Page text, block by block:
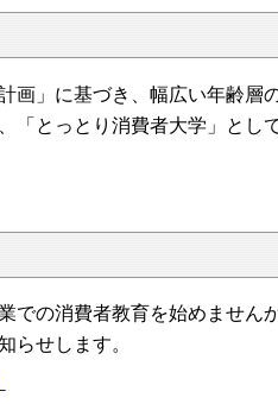
画」に基づき、幅広い年齢層
「とっとり消費者大学」とし
の消費者教育を始めません
らせします。